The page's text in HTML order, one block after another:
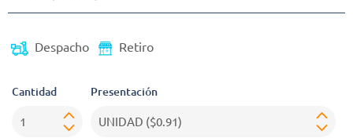
Despacho Retiro
Cantidad Presentación